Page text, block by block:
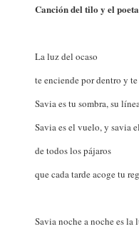
Canción del tilo y el poeta
La luz del ocaso
te enciende por dentro y
Savia es tu sombra, su
Savia es el vuelo, y savia
de todos los pájaros
que cada tarde acoge tu
Savia noche a noche es la